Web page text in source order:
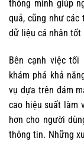
thông minh giúp
quả, cũng như
dữ liệu cá nhân tốt
Bên cạnh việc tối
khám phá khả
vụ dựa trên đám
cao hiệu suất làm
hơn cho người
thông tin. Những